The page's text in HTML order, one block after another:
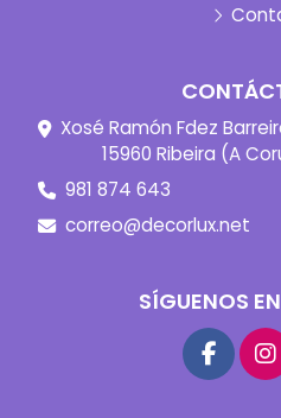
Xosé Ramón Fdez
15960 Ribeira (A
981 874 643
correo@decorlux.net
SÍGUENOS